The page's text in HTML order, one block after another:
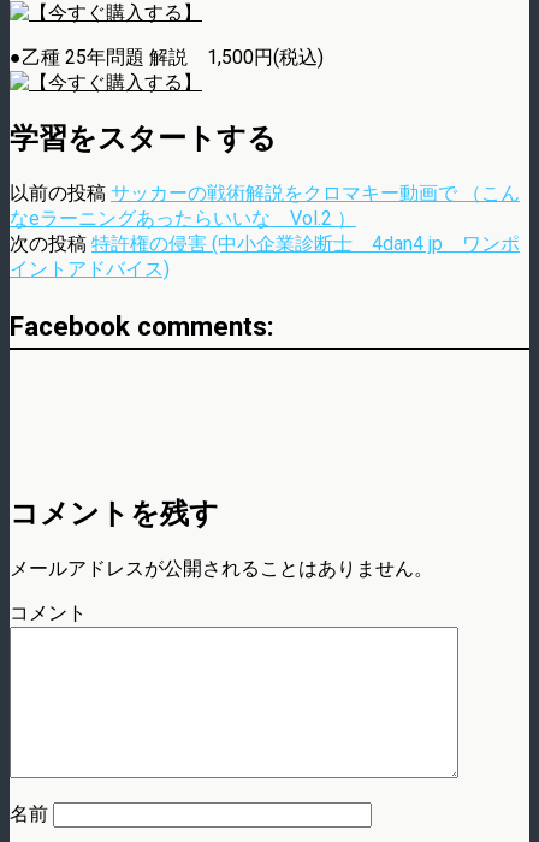
●乙種 25年問題 解説 1,500円(税込)
学習をスタートする
以前の投稿 サッカーの戦術解説をクロマキー動画で （こん
なeラーニングあったらいいな Vol.2 ）
次の投稿 特許権の侵害 (中小企業診断士 4dan4 jp ワンポ
イントアドバイス)
Facebook comments:
コメントを残す
メールアドレスが公開されることはありません。
コメント
名前